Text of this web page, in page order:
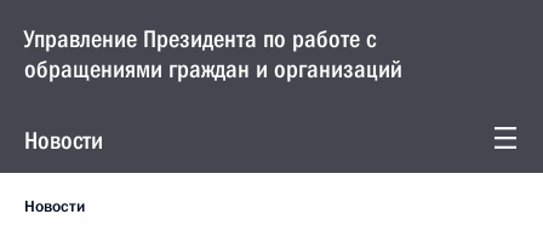
Управление Президента по работе с
обращениями граждан и организаций
Новости
Новости